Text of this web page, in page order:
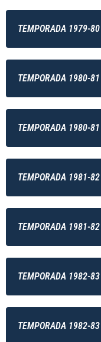
TEMPORADA 1979-80
TEMPORADA 1980-81
TEMPORADA 1980-81
TEMPORADA 1981-82
TEMPORADA 1981-82
TEMPORADA 1982-83
TEMPORADA 1982-83